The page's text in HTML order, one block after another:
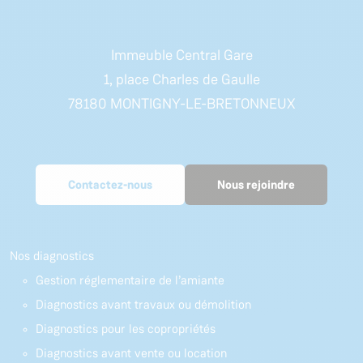
Immeuble Central Gare
1, place Charles de Gaulle
78180 MONTIGNY-LE-BRETONNEUX
Contactez-nous Nous rejoindre
Nos diagnostics
Gestion réglementaire de l’amiante
Diagnostics avant travaux ou démolition
Diagnostics pour les copropriétés
Diagnostics avant vente ou location